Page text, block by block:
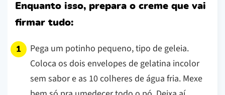
Enquanto isso, prepara o creme que vai
firmar tudo:
Pega um potinho pequeno, tipo de geleia.
Coloca os dois envelopes de gelatina incolor
sem sabor e as 10 colheres de água fria. Mexe